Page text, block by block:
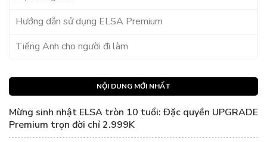
Hướng dẫn sử dụng ELSA Premium
Tiếng Anh cho người đi làm
NỘI DUNG MỚI NHẤT
Mừng sinh nhật ELSA tròn 10 tuổi: Đặc quyền UPGRADE
Premium trọn đời chỉ 2.999K